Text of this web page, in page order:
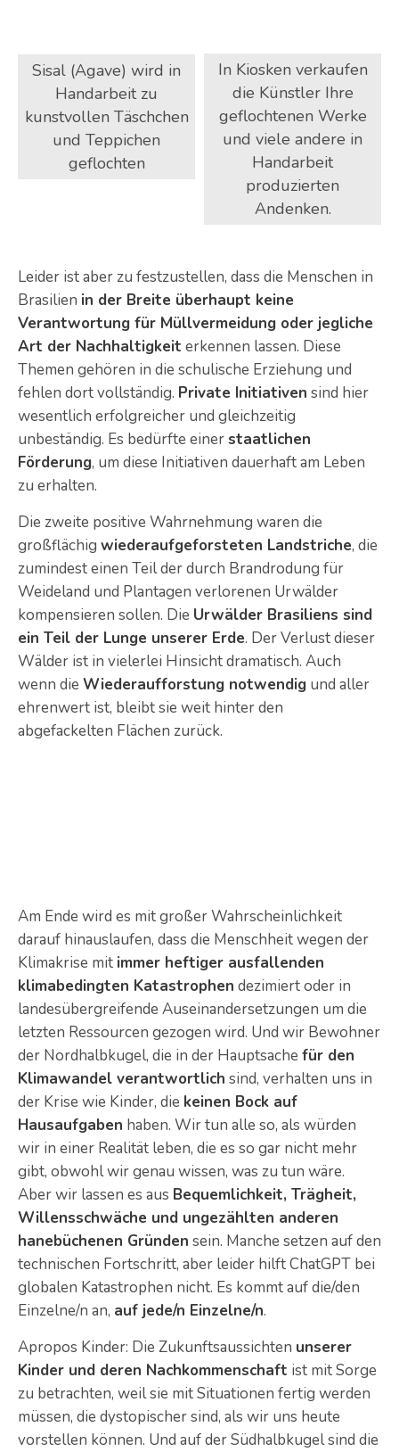
Sisal (Agave) wird in
Handarbeit zu
kunstvollen Täschchen
und Teppichen
geflochten
In Kiosken verkaufen
die Künstler Ihre
geflochtenen Werke
und viele andere in
Handarbeit
produzierten
Andenken.
Leider ist aber zu festzustellen, dass die Menschen in
Brasilien in der Breite überhaupt keine
Verantwortung für Müllvermeidung oder jegliche
Art der Nachhaltigkeit erkennen lassen. Diese
Themen gehören in die schulische Erziehung und
fehlen dort vollständig. Private Initiativen sind hier
wesentlich erfolgreicher und gleichzeitig
unbeständig. Es bedürfte einerstaatlichen
Förderung, um diese Initiativen dauerhaft am Leben
zu erhalten.
Die zweite positive Wahrnehmung waren die
großflächig wiederaufgeforsteten Landstriche, die
zumindest einen Teil der durch Brandrodung für
Weideland und Plantagen verlorenen Urwälder
kompensieren sollen. Die Urwälder Brasiliens sind
ein Teil der Lunge unserer Erde. Der Verlust dieser
Wälder ist in vielerlei Hinsicht dramatisch. Auch
wenn die Wiederaufforstung notwendig und aller
ehrenwert ist, bleibt sie weit hinter den
abgefackelten Flächen zurück.
Am Ende wird es mit großer Wahrscheinlichkeit
darauf hinauslaufen, dass die Menschheit wegen der
Klimakrise mit immer heftiger ausfallenden
klimabedingten Katastrophen dezimiert oder in
landesübergreifende Auseinandersetzungen um die
letzten Ressourcen gezogen wird. Und wir Bewohner
der Nordhalbkugel, die in der Hauptsache für den
Klimawandel verantwortlich sind, verhalten uns in
der Krise wie Kinder, die keinen Bock auf
Hausaufgaben haben. Wir tun alle so, als würden
wir in einer Realität leben, die es so gar nicht mehr
gibt, obwohl wir genau wissen, was zu tun wäre.
Aber wir lassen es aus Bequemlichkeit, Trägheit,
Willensschwäche und ungezählten anderen
hanebüchenen Gründen sein. Manche setzen auf den
technischen Fortschritt, aber leider hilft ChatGPT bei
globalen Katastrophen nicht. Es kommt auf die/den
Einzelne/n an, auf jede/n Einzelne/n.
Apropos Kinder: Die Zukunftsaussichten unserer
Kinder und deren Nachkommenschaft ist mit Sorge
zu betrachten, weil sie mit Situationen fertig werden
müssen, die dystopischer sind, als wir uns heute
vorstellen können. Und auf der Südhalbkugel sind die